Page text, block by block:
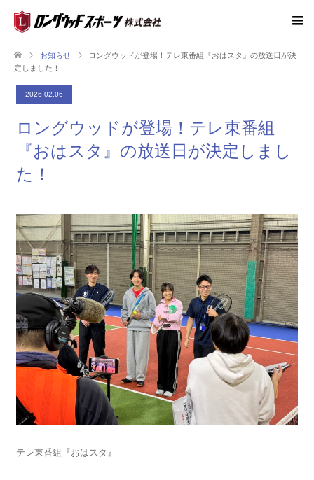
お知らせ
ロングウッドが登場！テレ東番組『おはスタ』の放送日が決
定しました！
2026.02.06
ロングウッドが登場！テレ東番組
『おはスタ』の放送日が決定しまし
た！
テレ東番組『おはスタ』